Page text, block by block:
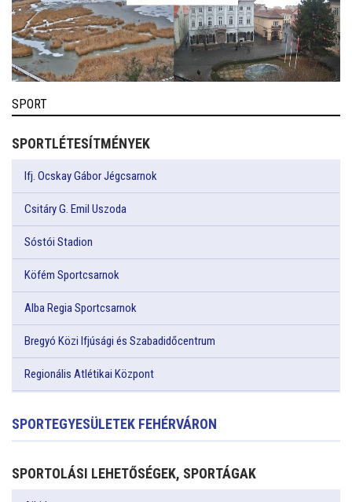
SPORT
SPORTLÉTESÍTMÉNYEK
Ifj. Ocskay Gábor Jégcsarnok
Csitáry G. Emil Uszoda
Sóstói Stadion
Köfém Sportcsarnok
Alba Regia Sportcsarnok
Bregyó Közi Ifjúsági és Szabadidőcentrum
Regionális Atlétikai Központ
SPORTEGYESÜLETEK FEHÉRVÁRON
SPORTOLÁSI LEHETŐSÉGEK, SPORTÁGAK